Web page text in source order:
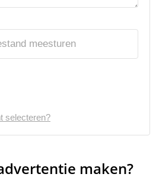
meesturen
selecteren?
maken?